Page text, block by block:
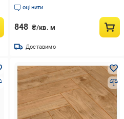
оцінити
848 ₴/кв. м
Доставимо